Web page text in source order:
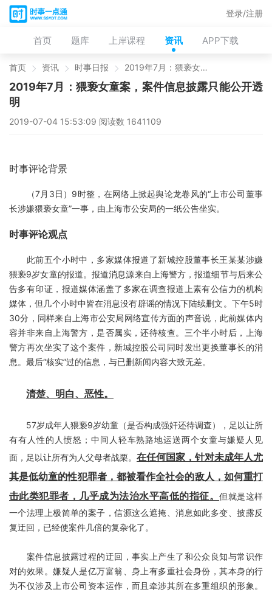
首页 题库 上岸课程 资讯 APP下载
登录/注册
首页 资讯 时事日报 2019年7月：猥亵女童案，案件信息披露只能公开透明
2019年7月：猥亵女童案，案件信息披露只能公开透
明
2019-07-04 15:53:09 阅读数 1641109
时事评论背景
（7月3日）9时整，在网络上掀起舆论龙卷风的“上市公司董事
长涉嫌猥亵女童”一事，由上海市公安局的一纸公告坐实。
时事评论观点
此前五个小时中，多家媒体报道了新城控股董事长王某某涉嫌
猥亵9岁女童的报道。报道消息源来自上海警方，报道细节与后来公
告多有印证，报道媒体涵盖了多家在调查报道上素有公信力的机构
媒体，但几个小时中皆在消息没有辟谣的情况下陆续删文。下午5时
30分，同样来自上海市公安局网络宣传方面的声音说，此前媒体内
容并非来自上海警方，是否属实，还待核查。三个半小时后，上海
警方再次坐实了这个案件，新城控股公司同时发出更换董事长的消
息。最后“核实”过的信息，与已删新闻内容大致无差。
清楚、明白、恶性。
57岁成年人猥亵9岁幼童（是否构成强奸还待调查），足以让所
有有人性的人愤怒；中间人轻车熟路地运送两个女童与嫌疑人见
面，足以让所有为人父母者战栗。 在任何国家，针对未成年人尤
其是低幼童的性犯罪者，都被看作全社会的敌人，如何重打
击此类犯罪者，几乎成为法治水平高低的指征。但就是这样
一个法理上极简单的案子，信源这么遮掩、消息如此多变、披露反
复迂回，已经使案件几倍的复杂化了。
案件信息披露过程的迂回，事实上产生了和公众良知与常识作
对的效果。嫌疑人是亿万富翁、身上有多重社会身份，其本身的行
为不仅涉及上市公司资本运作，而且牵涉其所在多重组织的形象。